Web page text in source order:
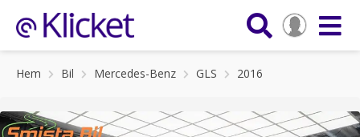
Hem Bil Mercedes-Benz GLS 2016